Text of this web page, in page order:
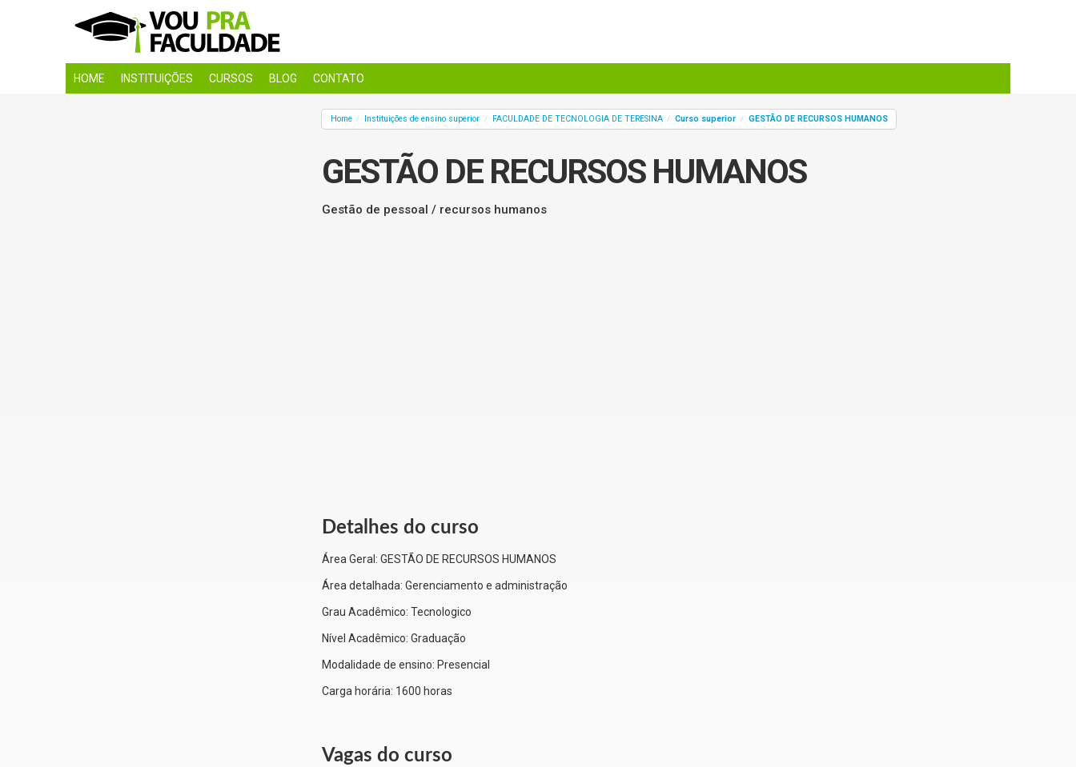
HOME INSTITUIÇÕES CURSOS BLOG CONTATO
Home / Instituições de ensino superior / FACULDADE DE TECNOLOGIA DE TERESINA / Curso superior / GESTÃO DE RECURSOS HUMANOS
GESTÃO DE RECURSOS HUMANOS
Gestão de pessoal / recursos humanos
Detalhes do curso
Área Geral: GESTÃO DE RECURSOS HUMANOS
Área detalhada: Gerenciamento e administração
Grau Acadêmico: Tecnologico
Nível Acadêmico: Graduação
Modalidade de ensino: Presencial
Carga horária: 1600 horas
Vagas do curso